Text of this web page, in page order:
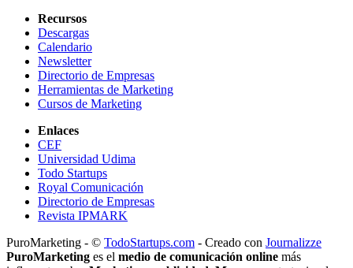
Recursos
Descargas
Calendario
Newsletter
Directorio de Empresas
Herramientas de Marketing
Cursos de Marketing
Enlaces
CEF
Universidad Udima
Todo Startups
Royal Comunicación
Directorio de Empresas
Revista IPMARK
PuroMarketing - © TodoStartups.com - Creado con Journalizze
PuroMarketing es el medio de comunicación online más